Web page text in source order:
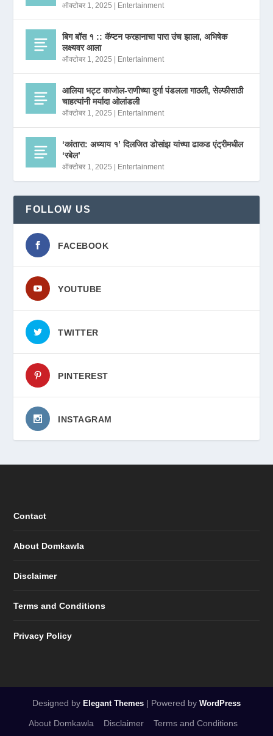
ऑक्टोबर 1, 2025 Entertainment
बिग बॉस १ :: कॅप्टन फरहानाचा पारा उंच झाला, अभिषेक
लक्ष्यवर आला
ऑक्टोबर 1, 2025 Entertainment
आलिया भट्ट काजोल-राणीच्या दुर्गा पंडलला गाठली, सेल्फीसाठी
चाहत्यांनी मर्यादा ओलांडली
ऑक्टोबर 1, 2025 Entertainment
‘कांतारा: अध्याय १’ दिलजित डोसांझ यांच्या ढाकड एंट्रीमधील
‘रबेल’
ऑक्टोबर 1, 2025 Entertainment
FOLLOW US
FACEBOOK
YOUTUBE
TWITTER
PINTEREST
INSTAGRAM
Contact
About Domkawla
Disclaimer
Terms and Conditions
Privacy Policy
Designed by Elegant Themes | Powered by WordPress
About Domkawla Disclaimer Terms and Conditions